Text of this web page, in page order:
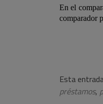
En el
comparador
Esta
préstamos,